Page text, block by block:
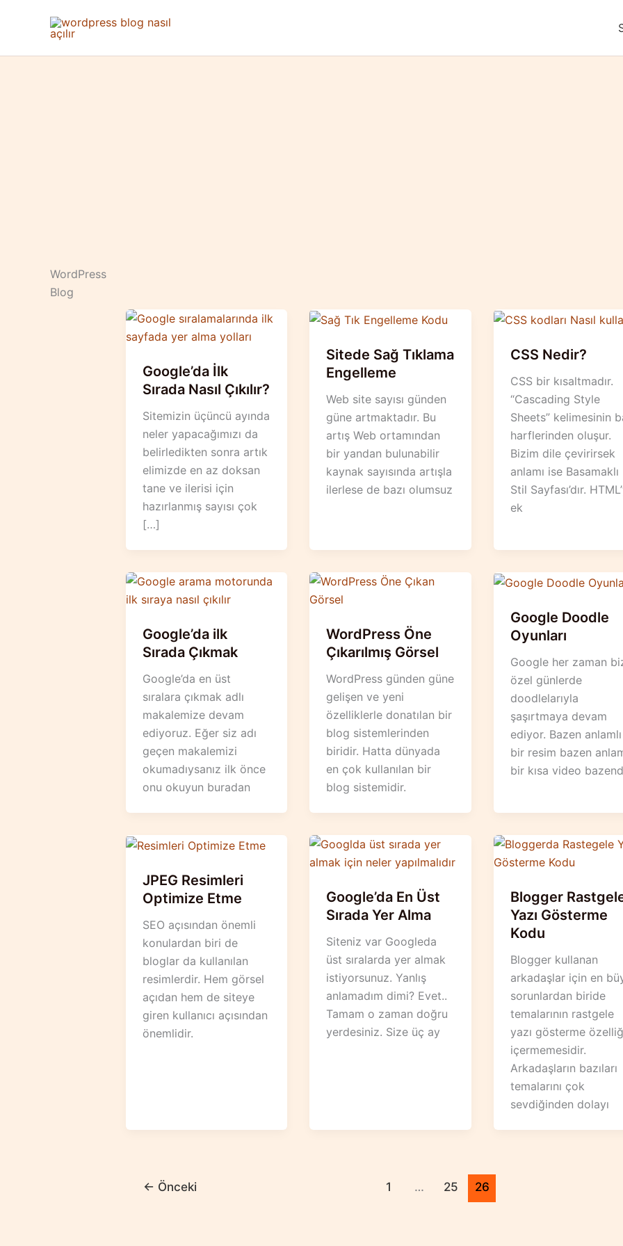
WordPress
Blog
Google’da İlk
Sırada Nasıl Çıkılır?
Sitemizin üçüncü ayında
neler yapacağımızı da
belirledikten sonra artık
elimizde en az doksan
tane ve ilerisi için
hazırlanmış sayısı çok
[…]
Sitede Sağ Tıklama
Engelleme
Web site sayısı günden
güne artmaktadır. Bu
artış Web ortamından
bir yandan bulunabilir
kaynak sayısında artışla
ilerlese de bazı olumsuz
CSS Nedir?
CSS bir kısaltmadır.
“Cascading Style
Sheets” kelimesinin
harflerinden oluşur.
Bizim dile çevirirsek
anlamı ise Basamaklı
Stil Sayfası’dır.
ek
Google’da ilk
Sırada Çıkmak
Google’da en üst
sıralara çıkmak adlı
makalemize devam
ediyoruz. Eğer siz adı
geçen makalemizi
okumadıysanız ilk önce
onu okuyun buradan
WordPress Öne
Çıkarılmış Görsel
WordPress günden güne
gelişen ve yeni
özelliklerle donatılan bir
blog sistemlerinden
biridir. Hatta dünyada
en çok kullanılan bir
blog sistemidir.
Google Doodle
Oyunları
Google her zaman
özel günlerde
doodlelarıyla
şaşırtmaya devam
ediyor. Bazen anlamlı
bir resim bazen
bir kısa video
JPEG Resimleri
Optimize Etme
SEO açısından önemli
konulardan biri de
bloglar da kullanılan
resimlerdir. Hem görsel
açıdan hem de siteye
giren kullanıcı açısından
önemlidir.
Google’da En Üst
Sırada Yer Alma
Siteniz var Googleda
üst sıralarda yer almak
istiyorsunuz. Yanlış
anlamadım dimi? Evet..
Tamam o zaman doğru
yerdesiniz. Size üç ay
Blogger
Yazı Gösterme
Kodu
Blogger kullanan
arkadaşlar için en
sorunlardan biride
temalarının rastgele
yazı gösterme
içermemesidir.
Arkadaşların bazıları
temalarını çok
sevdiğinden dolayı
← Önceki 1 … 25 26